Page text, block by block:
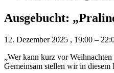
Ausgebucht:
12. Dezember 2025 , 19:00 –
„Wer kann kurz vor
Gemeinsam stellen wir in diesem